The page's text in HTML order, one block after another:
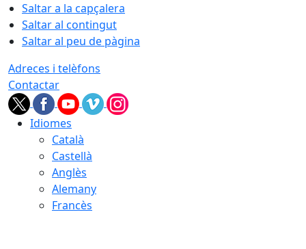
Saltar a la capçalera
Saltar al contingut
Saltar al peu de pàgina
Adreces i telèfons
Contactar
Idiomes
Català
Castellà
Anglès
Alemany
Francès